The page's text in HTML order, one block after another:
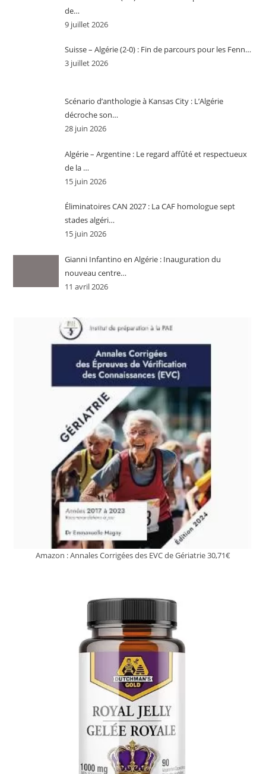
de…
9 juillet 2026
Suisse – Algérie (2-0) : Fin de parcours pour les Fenn…
3 juillet 2026
Scénario d’anthologie à Kansas City : L’Algérie
décroche son…
28 juin 2026
Algérie – Argentine : Le regard affûté et respectueux
de la …
15 juin 2026
Éliminatoires CAN 2027 : La CAF homologue sept
stades algéri…
15 juin 2026
Gianni Infantino en Algérie : Inauguration du
nouveau centre…
11 avril 2026
Amazon : Annales Corrigées des EVC de Gériatrie 30,71€